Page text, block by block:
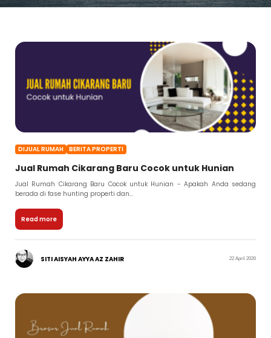
DIJUAL RUMAH BERITA PROPERTI
Jual Rumah Cikarang Baru Cocok untuk Hunian
Jual Rumah Cikarang Baru Cocok untuk Hunian - Apakah Anda sedang
berada di fase hunting properti dan...
Read more
SITI AISYAH AYYA AZ ZAHIR 22 April 2026